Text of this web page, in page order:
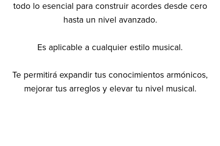
todo lo esencial para construir acordes desde cero
hasta un nivel avanzado.
Es aplicable a cualquier estilo musical.
Te permitirá expandir tus conocimientos armónicos,
mejorar tus arreglos y elevar tu nivel musical.